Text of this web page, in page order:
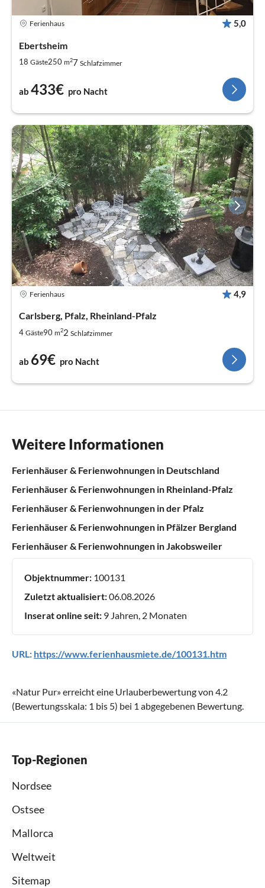
Ferienhaus 5,0
Ebertsheim
18 Gäste250 m27 Schlafzimmer
ab 433€ pro Nacht
Ferienhaus 4,9
Carlsberg, Pfalz, Rheinland-Pfalz
4 Gäste90 m22 Schlafzimmer
ab 69€ pro Nacht
Weitere Informationen
Ferienhäuser & Ferienwohnungen in Deutschland
Ferienhäuser & Ferienwohnungen in Rheinland-Pfalz
Ferienhäuser & Ferienwohnungen in der Pfalz
Ferienhäuser & Ferienwohnungen in Pfälzer Bergland
Ferienhäuser & Ferienwohnungen in Jakobsweiler
Objektnummer: 100131
Zuletzt aktualisiert:06.08.2026
Inserat online seit: 9 Jahren, 2 Monaten
URL: https://www.ferienhausmiete.de/100131.htm
«Natur Pur» erreicht eine Urlauberbewertung von 4.2
(Bewertungsskala: 1 bis 5) bei 1 abgegebenen Bewertung.
Top-Regionen
Nordsee
Ostsee
Mallorca
Weltweit
Sitemap